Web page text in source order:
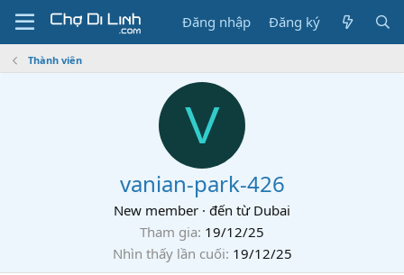
Đăng nhập Đăng ký
Thành viên
V
vanian-park-426
New member · đến từ Dubai
Tham gia 19/12/25
Nhìn thấy lần cuối 19/12/25